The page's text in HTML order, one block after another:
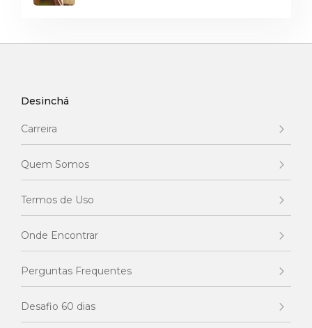
Desinchá
Carreira
Quem Somos
Termos de Uso
Onde Encontrar
Perguntas Frequentes
Desafio 60 dias